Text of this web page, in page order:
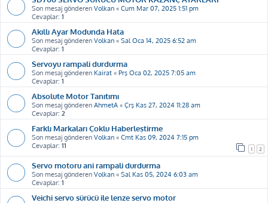
Son mesaj gönderen Volkan « Cum Mar 07, 2025 1:51 pm
Cevaplar: 1
Akıllı Ayar Modunda Hata
Son mesaj gönderen Volkan « Sal Oca 14, 2025 6:52 am
Cevaplar: 1
Servoyu rampali durdurma
Son mesaj gönderen Kairat « Prş Oca 02, 2025 7:05 am
Cevaplar: 1
Absolute Motor Tanıtımı
Son mesaj gönderen AhmetA « Çrş Kas 27, 2024 11:28 am
Cevaplar: 2
Farklı Markaları Çoklu Haberleştirme
Son mesaj gönderen Volkan « Cmt Kas 09, 2024 7:15 pm
Cevaplar: 11 1 2
Servo motoru ani rampali durdurma
Son mesaj gönderen Volkan « Sal Kas 05, 2024 6:03 am
Cevaplar: 1
Veichi servo sürücü ile lenze servo motor